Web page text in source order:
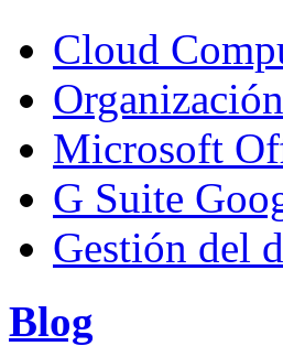
Cloud
Organización
Microsoft
G Suite
Gestión del
Blog